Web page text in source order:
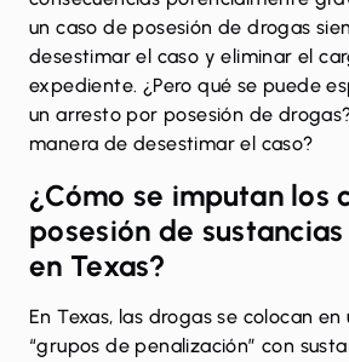
un caso de posesión de drogas
desestimar el caso y eliminar el
expediente. ¿Pero qué se puede
un arresto por posesión de
manera de desestimar el caso?
¿Cómo se imputan los
posesión de
en Texas?
En Texas, las drogas se colocan
“grupos de penalización” con